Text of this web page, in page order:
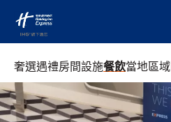
奢選遇禮房間設施餐飲當地區域